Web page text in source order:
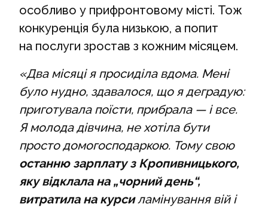
особливо у прифронтовому місті. Тож
конкуренція була низькою, а попит
на послуги зростав з кожним місяцем.
«Два місяці я просиділа вдома. Мені
було нудно, здавалося, що я деградую:
приготувала поїсти, прибрала — і все.
Я молода дівчина, не хотіла бути
просто домогосподаркою. Тому свою
останню зарплату з Кропивницького,
яку відклала на „чорний день“,
витратила на курсиламінування вій і